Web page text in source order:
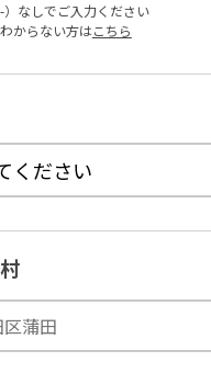
なしでご入力ください
からない方はこちら